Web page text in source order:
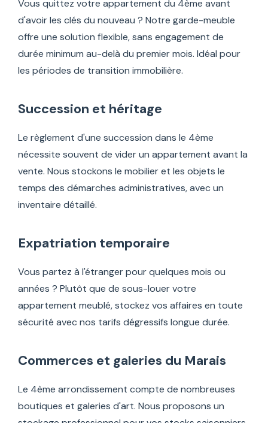
Vous quittez votre appartement du 4ème avant
d'avoir les clés du nouveau ? Notre garde-meuble
offre une solution flexible, sans engagement de
durée minimum au-delà du premier mois. Idéal pour
les périodes de transition immobilière.
Succession et héritage
Le règlement d'une succession dans le 4ème
nécessite souvent de vider un appartement avant la
vente. Nous stockons le mobilier et les objets le
temps des démarches administratives, avec un
inventaire détaillé.
Expatriation temporaire
Vous partez à l'étranger pour quelques mois ou
années ? Plutôt que de sous-louer votre
appartement meublé, stockez vos affaires en toute
sécurité avec nos tarifs dégressifs longue durée.
Commerces et galeries du Marais
Le 4ème arrondissement compte de nombreuses
boutiques et galeries d'art. Nous proposons un